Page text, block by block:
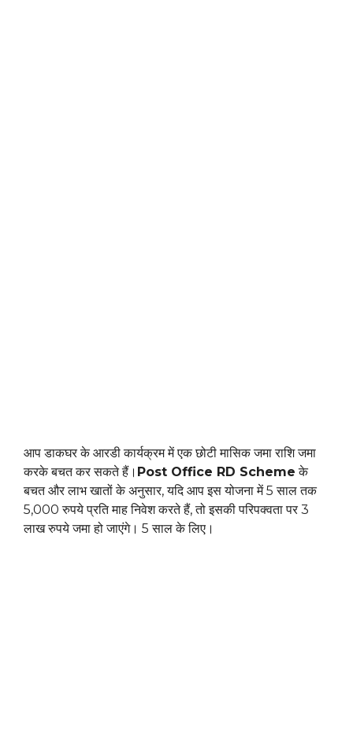
आप डाकघर के आरडी कार्यक्रम में एक छोटी मासिक जमा राशि जमा
करके बचत कर सकते हैं। Post Office RD Scheme के
बचत और लाभ खातों के अनुसार, यदि आप इस योजना में 5 साल तक
5,000 रुपये प्रति माह निवेश करते हैं, तो इसकी परिपक्वता पर 3
लाख रुपये जमा हो जाएंगे। 5 साल के लिए।